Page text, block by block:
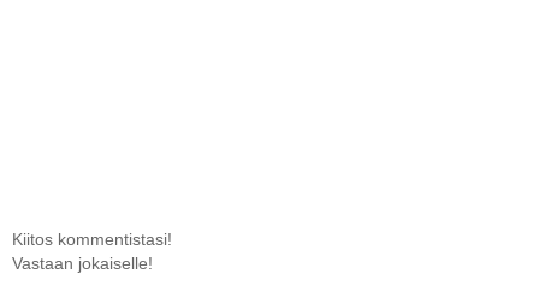
Kiitos kommentistasi!
Vastaan jokaiselle!